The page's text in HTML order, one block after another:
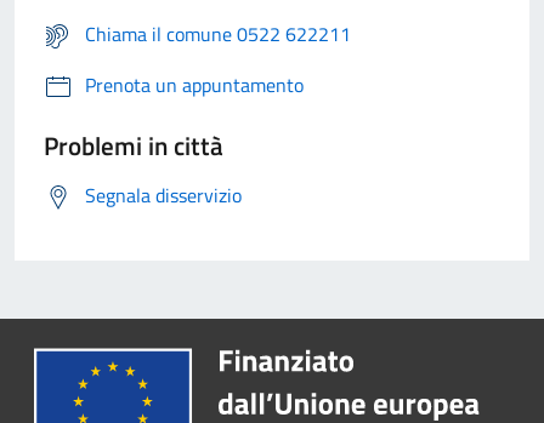
Chiama il comune 0522 622211
Prenota un appuntamento
Problemi in città
Segnala disservizio